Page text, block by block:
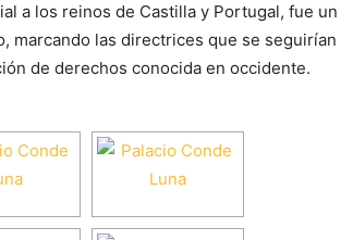
a los reinos de Castilla y Portugal, fue un
marcando las directrices que se seguirían
de derechos conocida en occidente.